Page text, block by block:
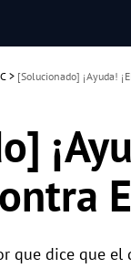
> [Solucionado] ¡Ayuda!
que dice que